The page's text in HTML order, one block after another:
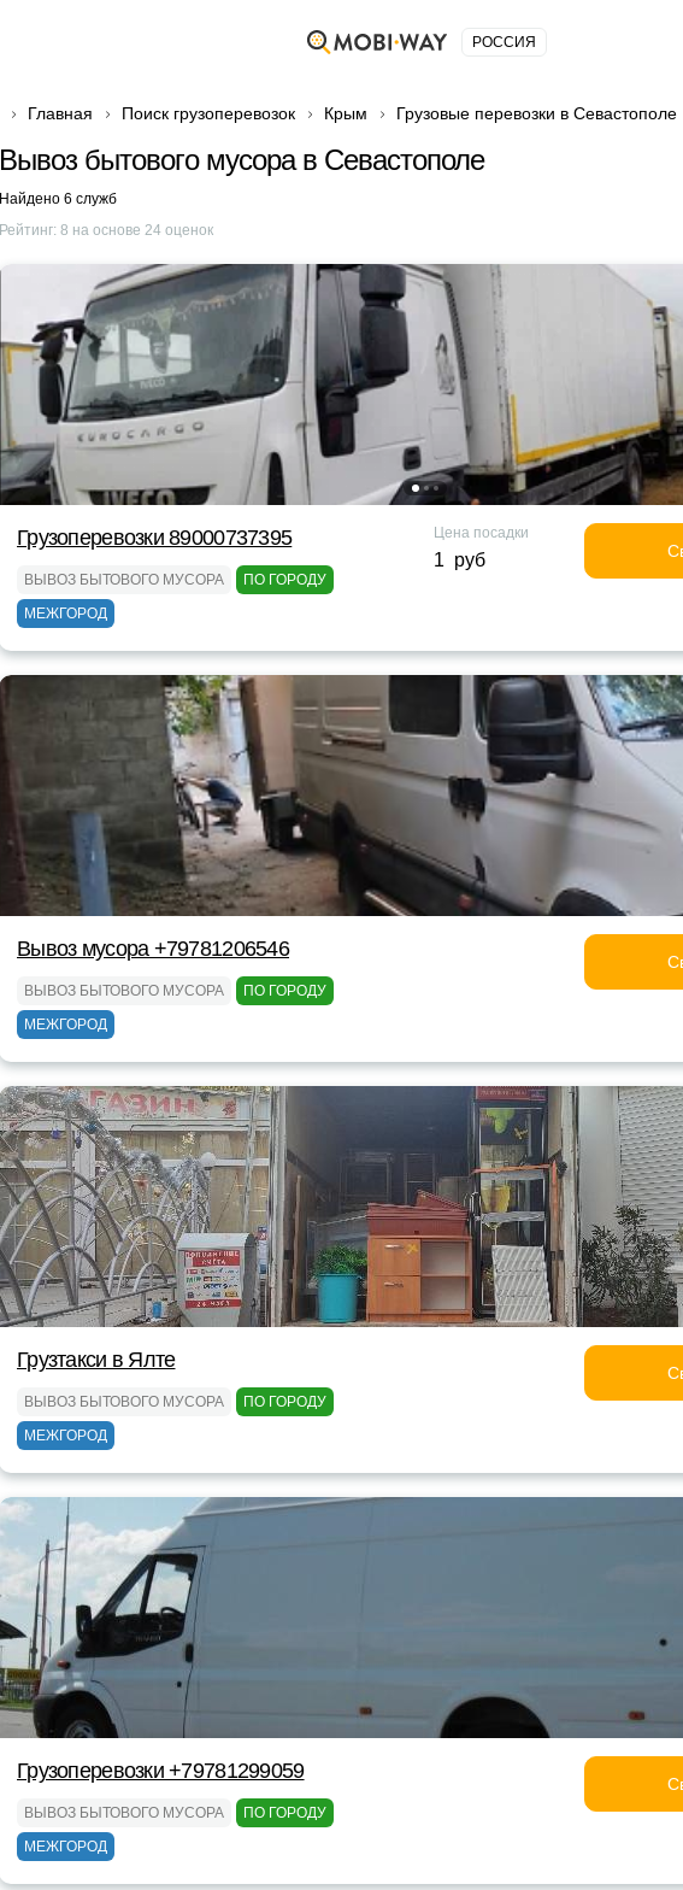
РОССИЯ
Главная Поиск грузоперевозок Крым Грузовые перевозки в Севастополе
Вывоз бытового мусора в Севастополе
Найдено 6 служб
Рейтинг: 8 на основе 24 оценок
Грузоперевозки 89000737395
ВЫВОЗ БЫТОВОГО МУСОРА
ПО ГОРОДУ
МЕЖГОРОД
Цена посадки
1 руб
Вывоз мусора +79781206546
ВЫВОЗ БЫТОВОГО МУСОРА
ПО ГОРОДУ
МЕЖГОРОД
Грузтакси в Ялте
ВЫВОЗ БЫТОВОГО МУСОРА
ПО ГОРОДУ
МЕЖГОРОД
Грузоперевозки +79781299059
ВЫВОЗ БЫТОВОГО МУСОРА
ПО ГОРОДУ
МЕЖГОРОД